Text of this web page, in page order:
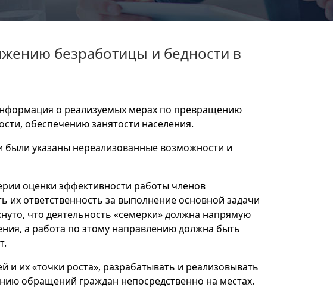
безработицы и бедности в
о реализуемых мерах по превращению
обеспечению занятости населения.
указаны нереализованные возможности и
оценки эффективности работы членов
их ответственность за выполнение основной задачи
что деятельность «семерки» должна напрямую
а работа по этому направлению должна быть
их «точки роста», разрабатывать и реализовывать
обращений граждан непосредственно на местах.